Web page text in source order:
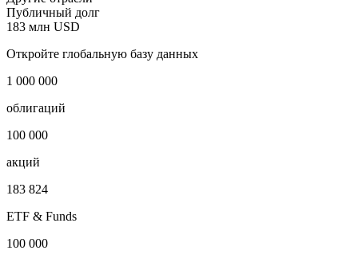
Публичный долг
183 млн USD
Откройте глобальную базу данных
1 000 000
облигаций
100 000
акций
183 824
ETF & Funds
100 000